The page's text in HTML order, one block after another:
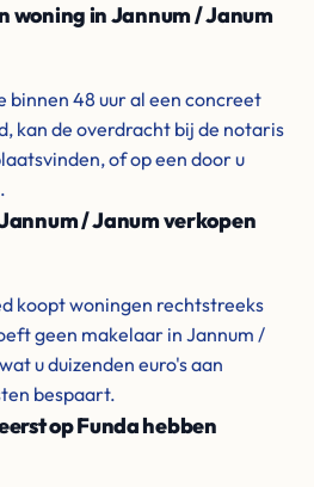
woning in Jannum / Janum
binnen 48 uur al een concreet
kan de overdracht bij de notaris
of op een door u
/ Janum verkopen
koopt woningen rechtstreeks
geen makelaar in Jannum /
u duizenden euro's aan
bespaart.
op Funda hebben